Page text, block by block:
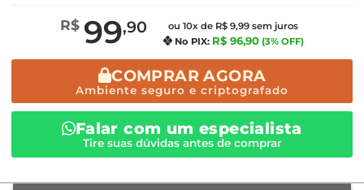
R$ 99,90
ou 10x de R$ 9,99 sem juros
No PIX: R$ 96,90 (3% OFF)
COMPRAR AGORA
Ambiente seguro e criptografado
Falar com um especialista
Tire suas dúvidas antes de comprar